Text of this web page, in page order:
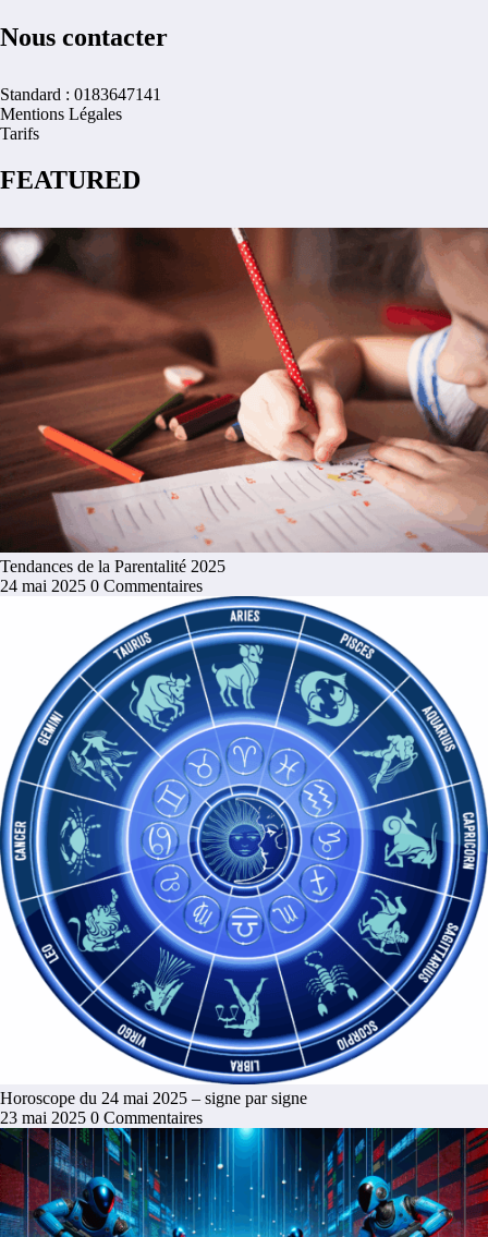
Nous contacter
Standard : 0183647141
Mentions Légales
Tarifs
FEATURED
Tendances de la Parentalité 2025
24 mai 2025 0 Commentaires
Horoscope du 24 mai 2025 – signe par signe
23 mai 2025 0 Commentaires